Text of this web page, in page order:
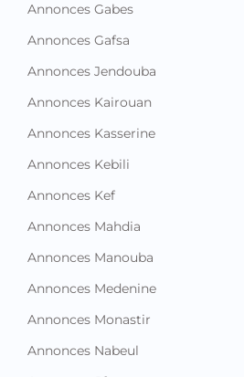
Annonces Gabes
Annonces Gafsa
Annonces Jendouba
Annonces Kairouan
Annonces Kasserine
Annonces Kebili
Annonces Kef
Annonces Mahdia
Annonces Manouba
Annonces Medenine
Annonces Monastir
Annonces Nabeul